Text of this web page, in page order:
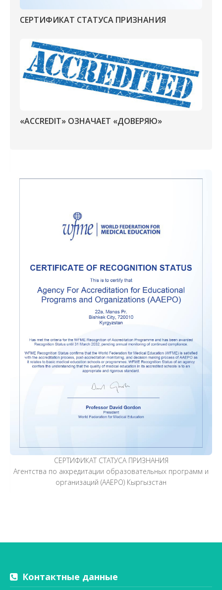
СЕРТИФИКАТ СТАТУСА ПРИЗНАНИЯ
«ACCREDIT» ОЗНАЧАЕТ «ДОВЕРЯЮ»
СЕРТИФИКАТ СТАТУСА ПРИЗНАНИЯ
Агентства по аккредитации образовательных программ и
организаций (AАEPO) Кыргызстан
Контактные данные